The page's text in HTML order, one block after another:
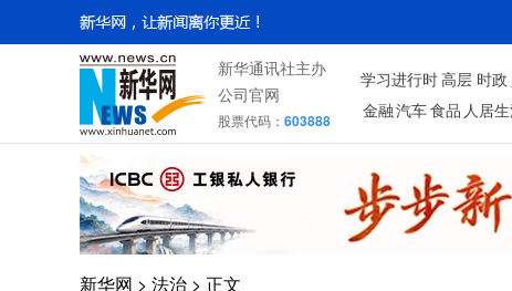
新华通讯社主办
公司官网
股票代码： 603888
学习进行时 高层 时政
金融 汽车 食品 人居
新华网 > 法治 > 正文